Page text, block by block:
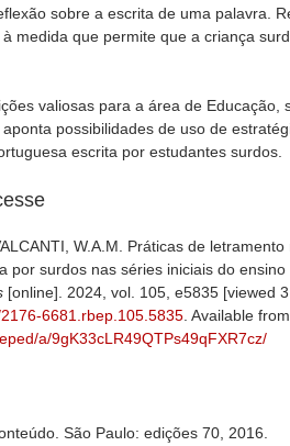
sobre a escrita de uma palavra.
medida que permite que a criança
valiosas para a área de
possibilidades de uso de
escrita por estudantes surdos.
W.A.M. Práticas de
por surdos nas séries iniciais do
[online]. 2024, vol. 105, e5835 [viewed
6681.rbep.105.5835 . Available
a/9gK33cLR49QTPs49qFXR7cz/
São Paulo: edições 70, 2016.